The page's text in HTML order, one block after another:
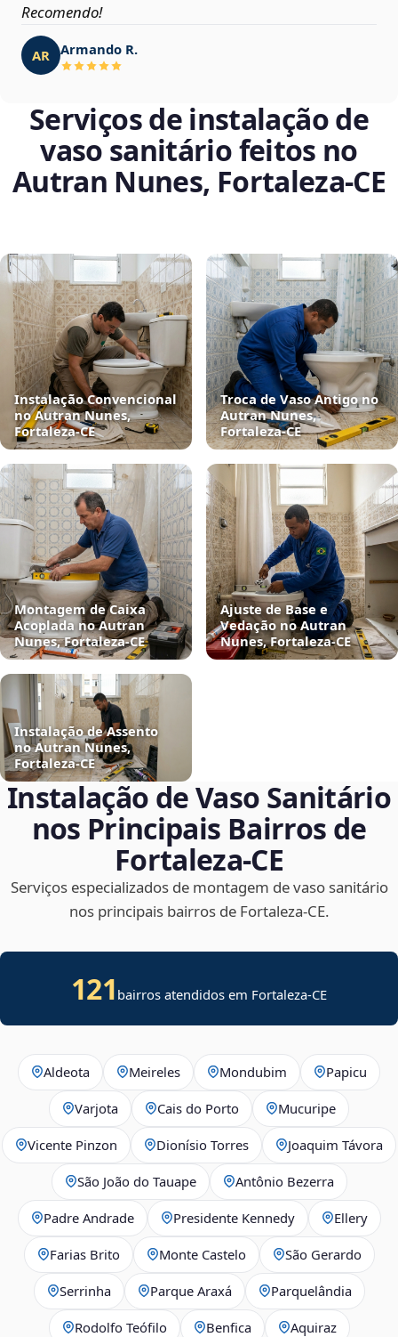
Recomendo!
AR Armando R.
Serviços de instalação de
vaso sanitário feitos no
Autran Nunes, Fortaleza‑CE
Instalação Convencional
no Autran Nunes,
Fortaleza‑CE
Troca de Vaso Antigo no
Autran Nunes,
Fortaleza‑CE
Montagem de Caixa
Acoplada no Autran
Nunes, Fortaleza‑CE
Ajuste de Base e
Vedação no Autran
Nunes, Fortaleza‑CE
Instalação de Assento
no Autran Nunes,
Fortaleza‑CE
Instalação de Vaso Sanitário
nos Principais Bairros de
Fortaleza‑CE
Serviços especializados de montagem de vaso sanitário
nos principais bairros de Fortaleza‑CE.
121 bairros atendidos em Fortaleza-CE
Aldeota Meireles Mondubim Papicu
Varjota Cais do Porto Mucuripe
Vicente Pinzon Dionísio Torres Joaquim Távora
São João do Tauape Antônio Bezerra
Padre Andrade Presidente Kennedy Ellery
Farias Brito Monte Castelo São Gerardo
Serrinha Parque Araxá Parquelândia
Rodolfo Teófilo Benfica Aquiraz